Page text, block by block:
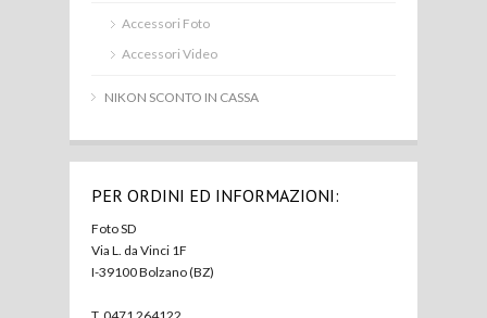
Accessori Foto
Accessori Video
NIKON SCONTO IN CASSA
PER ORDINI ED INFORMAZIONI:
Foto SD
Via L. da Vinci 1F
I-39100 Bolzano (BZ)